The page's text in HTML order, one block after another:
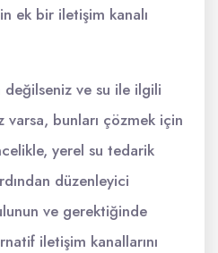
ek bir iletişim kanalı
ve su ile ilgili
bunları çözmek için
yerel su tedarik
düzenleyici
ve gerektiğinde
iletişim kanallarını